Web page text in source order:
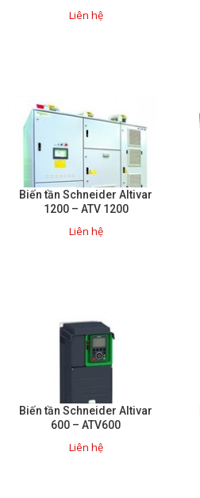
Liên hệ
Biến tần Schneider Altivar
1200 – ATV 1200
Liên hệ
Biến tần Schneider Altivar
600 – ATV600
Liên hệ
COPYRIGHT 2018. ALL RIGHTS RESERVED